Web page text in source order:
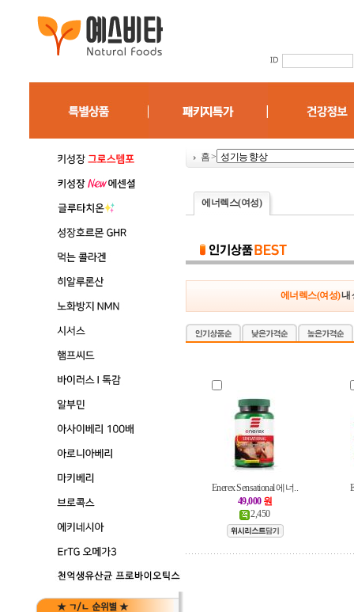
홈>
에너렉스(여성)
에너렉스(여성)내
Enerex Sensational 에너..
49,000 원
2,450